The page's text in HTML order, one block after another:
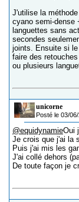
J'utilise la
cyano semi-dense
languettes sans
secondes
joints. Ensuite si
faire des
ou plusieurs
unicorne
Posté le 03/
@equidynamieOui
Je crois que j'ai la
Puis j'ai mis les
J'ai collé dehors
De toute façon je